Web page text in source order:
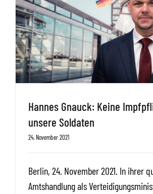
Hannes Gnauck: Keine
unsere Soldaten
24. November 2021
Berlin, 24. November 2021. In ihrer
Amtshandlung als